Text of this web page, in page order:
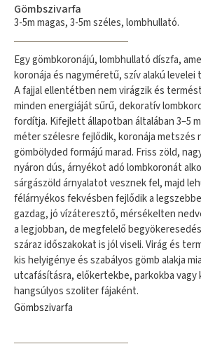
Gömbszivarfa
3-5m magas, 3-5m széles, lombhullató.
Egy gömbkoronájú, lombhullató díszfa,
koronája és nagyméretű, szív alakú
A fajjal ellentétben nem virágzik és
minden energiáját sűrű, dekoratív
fordítja. Kifejlett állapotban általában 3–5
méter szélesre fejlődik, koronája metszés
gömbölyded formájú marad. Friss zöld,
nyáron dús, árnyékot adó lombkoronát
sárgászöld árnyalatot vesznek fel, majd
félárnyékos fekvésben fejlődik a
gazdag, jó vízáteresztő, mérsékelten
a legjobban, de megfelelő
száraz időszakokat is jól viseli. Virág és
kis helyigénye és szabályos gömb alakja
utcafásításra, előkertekbe, parkokba vagy
hangsúlyos szoliter fájaként.
Gömbszivarfa